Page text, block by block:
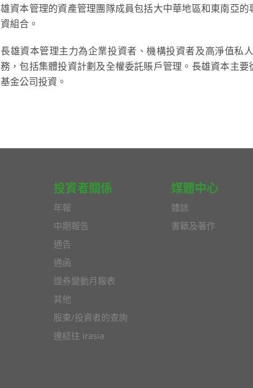
雄資本管理的資產管理團隊成員包括大中華地區和東南亞
資組合。
長雄資本管理主力為企業投資者、機構投資者及高淨值私
務，包括集體投資計劃及全權委託賬戶管理。長雄資本主
基金公司投資。
投資者關係
年報
中期報告
通告
通函
證券變動月報表
其他
股東/投資者的查詢
連結往 irasia
媒體中心
雜誌
書籍及著作